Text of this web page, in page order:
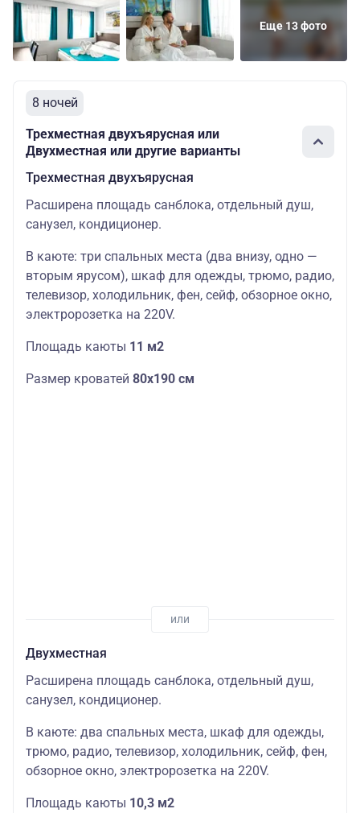
Шлюпочная Двухместная
Основных
мест: 2
Цена
Шлюпочная
Еще 13 фото
8 ночей
Трехместная двухъярусная или
Двухместная или другие варианты
Трехместная двухъярусная
Расширена площадь санблока, отдельный душ,
санузел, кондиционер.
В каюте: три спальных места (два внизу, одно —
вторым ярусом), шкаф для одежды, трюмо, радио,
телевизор, холодильник, фен, сейф, обзорное окно,
электророзетка на 220V.
Площадь каюты 11 м2
Размер кроватей 80х190 см
Двухместная
Расширена площадь санблока, отдельный душ,
санузел, кондиционер.
В каюте: два спальных места, шкаф для одежды,
трюмо, радио, телевизор, холодильник, сейф, фен,
обзорное окно, электророзетка на 220V.
Площадь каюты 10,3 м2